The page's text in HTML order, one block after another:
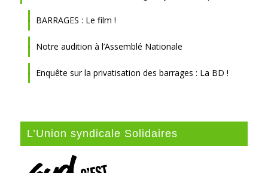
BARRAGES : Le film !
Notre audition à l’Assemblé Nationale
Enquête sur la privatisation des barrages : La BD !
L’Union syndicale Solidaires